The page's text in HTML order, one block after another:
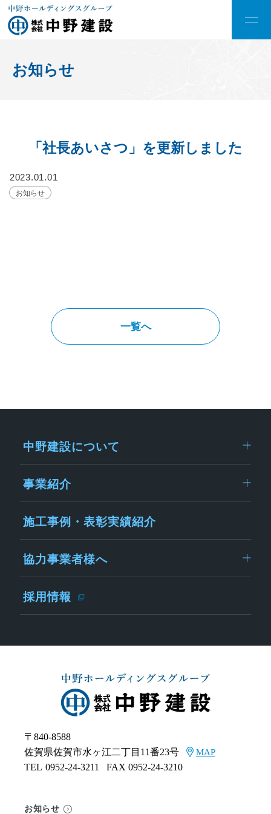
お知らせ
「社長あいさつ」を更新しました
2023.01.01
お知らせ
一覧へ
中野建設について
事業紹介
施工事例・表彰実績紹介
協力事業者様へ
採用情報
〒840-8588
佐賀県佐賀市水ヶ江二丁目11番23号
MAP
TEL 0952-24-3211 FAX 0952-24-3210
お知らせ